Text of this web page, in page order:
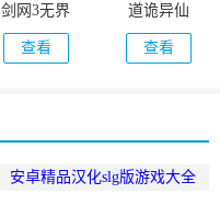
剑网3无界
查看
道诡异仙
查看
安卓精品汉化slg版游戏大全